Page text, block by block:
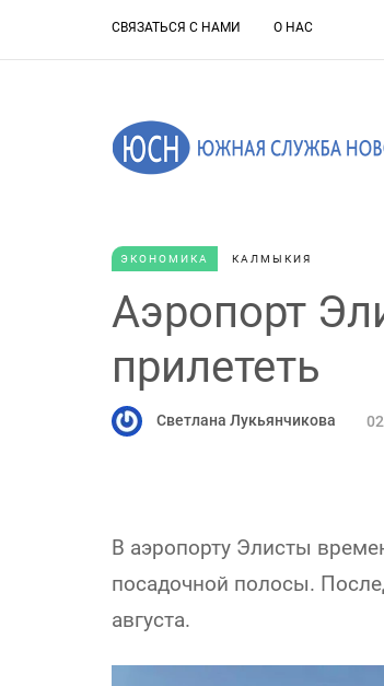
СВЯЗАТЬСЯ С НАМИ О НАС
ЭКОНОМИКА КАЛМЫКИЯ
Аэропорт
прилететь
Светлана Лукьянчикова
В аэропорту Элисты
посадочной полосы.
августа.